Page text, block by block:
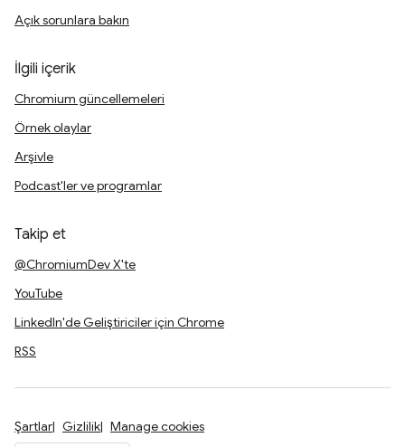
Açık sorunlara bakın
İlgili içerik
Chromium güncellemeleri
Örnek olaylar
Arşivle
Podcast'ler ve programlar
Takip et
@ChromiumDev X'te
YouTube
LinkedIn'de Geliştiriciler için Chrome
RSS
Şartlar Gizlilik Manage cookies